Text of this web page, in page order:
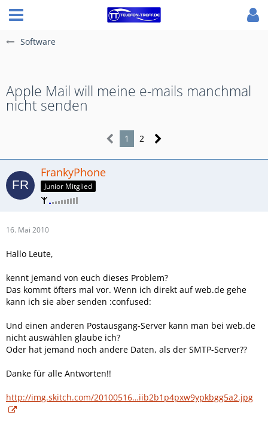
Software
Apple Mail will meine e-mails manchmal
nicht senden
1 2
FrankyPhone
Junior Mitglied
16. Mai 2010
Hallo Leute,
kennt jemand von euch dieses Problem?
Das kommt öfters mal vor. Wenn ich direkt auf web.de gehe
kann ich sie aber senden :confused:
Und einen anderen Postausgang-Server kann man bei web.de
nicht auswählen glaube ich?
Oder hat jemand noch andere Daten, als der SMTP-Server??
Danke für alle Antworten!!
http://img.skitch.com/20100516…iib2b1p4pxw9ypkbgg5a2.jpg